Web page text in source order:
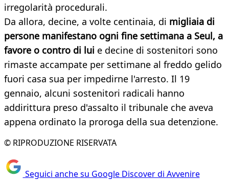
irregolarità procedurali.
Da allora, decine, a volte centinaia, di migliaia di
persone manifestano ogni fine settimana a Seul, a
favore o contro di lui e decine di sostenitori sono
rimaste accampate per settimane al freddo gelido
fuori casa sua per impedirne l'arresto. Il 19
gennaio, alcuni sostenitori radicali hanno
addirittura preso d'assalto il tribunale che aveva
appena ordinato la proroga della sua detenzione.
© RIPRODUZIONE RISERVATA
Seguici anche su Google Discover di Avvenire